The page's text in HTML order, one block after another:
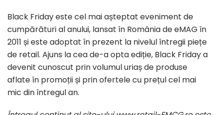
Black Friday este cel mai așteptat eveniment de
cumpărături al anului, lansat în România de eMAG în
2011 și este adoptat în prezent la nivelul întregii piețe
de retail. Ajuns la cea de-a opta ediție, Black Friday a
devenit cunoscut prin volumul uriaș de produse
aflate în promoții și prin ofertele cu prețul cel mai
mic din întregul an.